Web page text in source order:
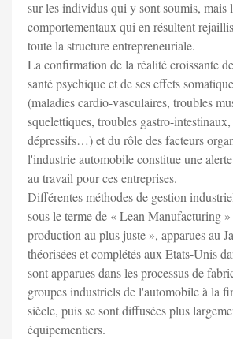
sur les individus qui y sont soumis, mais
comportementaux qui en résultent
toute la structure entrepreneuriale.
La confirmation de la réalité croissante
santé psychique et de ses effets
(maladies cardio-vasculaires, troubles
squelettiques, troubles gastro-
dépressifs…) et du rôle des facteurs
l'industrie automobile constitue une
au travail pour ces entreprises.
Différentes méthodes de gestion
sous le terme de « Lean Manufacturing
production au plus juste », apparues au
théorisées et complétés aux Etats-Unis
sont apparues dans les processus de
groupes industriels de l'automobile à la
siècle, puis se sont diffusées plus
équipementiers.